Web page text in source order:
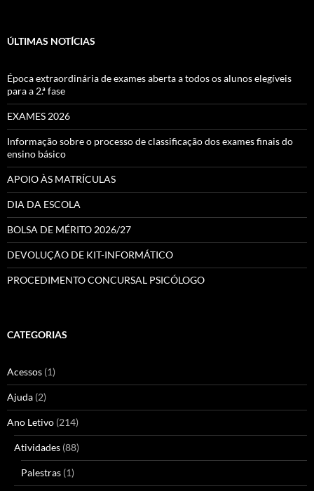
ÚLTIMAS NOTÍCIAS
Época extraordinária de exames aberta a todos os alunos elegíveis
para a 2.ª fase
EXAMES 2026
Informação sobre o processo de classificação dos exames finais do
ensino básico
APOIO ÀS MATRÍCULAS
DIA DA ESCOLA
BOLSA DE MÉRITO 2026/27
DEVOLUÇÃO DE KIT-INFORMÁTICO
PROCEDIMENTO CONCURSAL PSICÓLOGO
CATEGORIAS
Acessos (1)
Ajuda (2)
Ano Letivo (214)
Atividades (88)
Palestras (1)